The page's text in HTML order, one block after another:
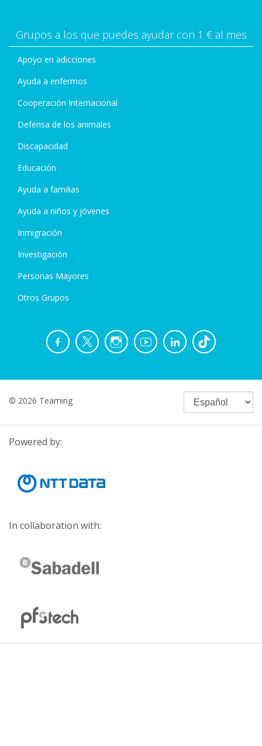
Grupos a los que puedes ayudar con 1 € al mes
Apoyo en adicciones
Ayuda a enfermos
Cooperación Internacional
Defensa de los animales
Discapacidad
Educación
Ayuda a familias
Ayuda a niños y jóvenes
Inmigración
Investigación
Personas Mayores
Otros Grupos
© 2026 Teaming
Powered by:
In collaboration with: